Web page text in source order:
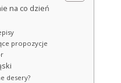
na co dzień
propozycje
desery?